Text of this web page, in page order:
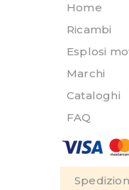
Home
Ricambi
Esplosi
Marchi
Cataloghi
FAQ